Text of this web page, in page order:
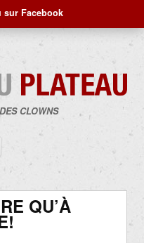
sur Facebook
CLOWNS
contenu
QU’À